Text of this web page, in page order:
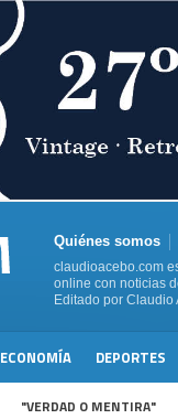
Quiénes somos
claudioacebo.com
online con noticias
Editado por Claudio
ECONOMÍA DEPORTES
"VERDAD O MENTIRA"